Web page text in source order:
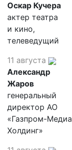
Оскар Кучера
актер театра
и кино,
телеведущий
11 августа
Александр
Жаров
генеральный
директор АО
«Газпром-Медиа
Холдинг»